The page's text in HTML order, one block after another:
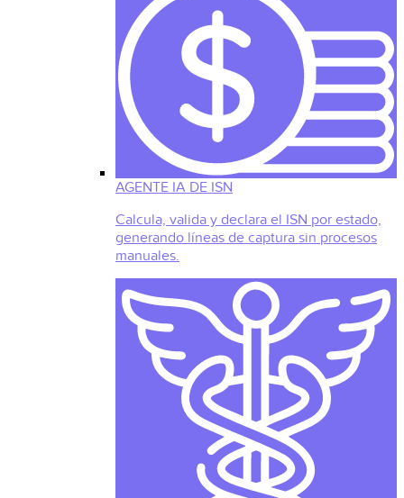
AGENTE IA DE ISN
Calcula, valida y declara el ISN por estado,
generando líneas de captura sin procesos
manuales.